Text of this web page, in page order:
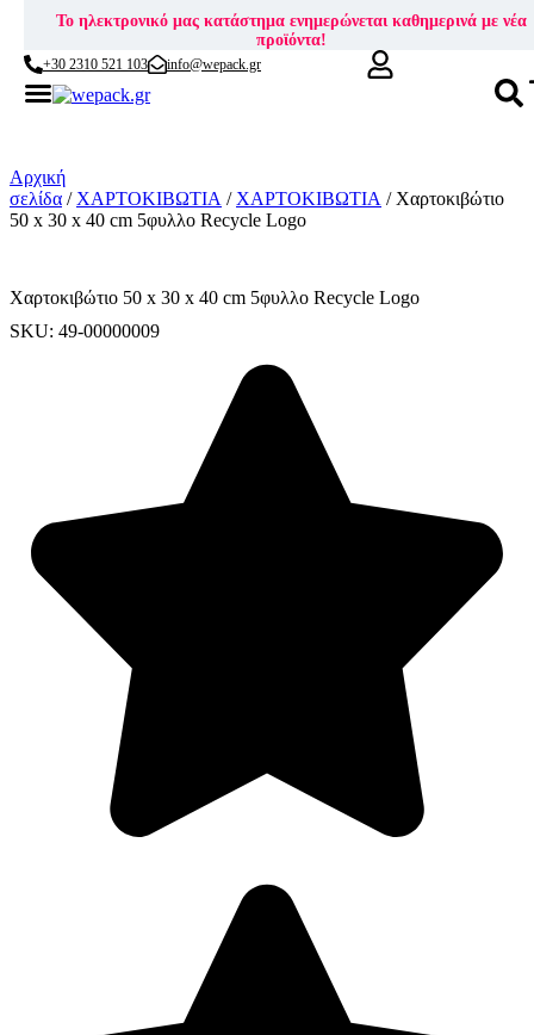
content
Το ηλεκτρονικό μας κατάστημα ενημερώνεται καθημερινά με νέα
προϊόντα!
+30 2310 521 103 info@wepack.gr
Αρχική
σελίδα / ΧΑΡΤΟΚΙΒΩΤΙΑ / ΧΑΡΤΟΚΙΒΩΤΙΑ / Χαρτοκιβώτιο
50 x 30 x 40 cm 5φυλλο Recycle Logo
Χαρτοκιβώτιο 50 x 30 x 40 cm 5φυλλο Recycle Logo
SKU: 49-00000009